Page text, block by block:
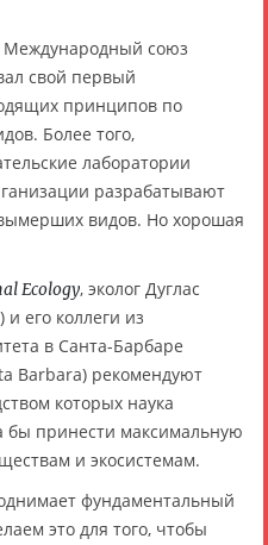
Международный союз
свой первый
принципов по
Более того,
лаборатории
разрабатывают
видов. Но хорошая
Ecology, эколог Дуглас
его коллеги из
в Санта-Барбаре
Barbara) рекомендуют
которых наука
бы принести максимальную
и экосистемам.
фундаментальный
это для того, чтобы